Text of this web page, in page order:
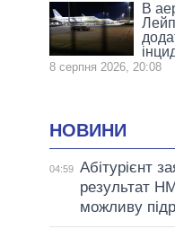
В
8 серпня 2026, 20:08
НОВИНИ
04:59 Абітурієнт
результат
можливу